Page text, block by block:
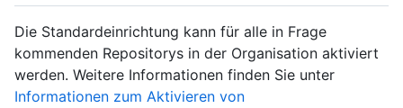
Die Standardeinrichtung kann für alle in Frage
kommenden Repositorys in der Organisation aktiviert
werden. Weitere Informationen finden Sie unter
Informationen zum Aktivieren von